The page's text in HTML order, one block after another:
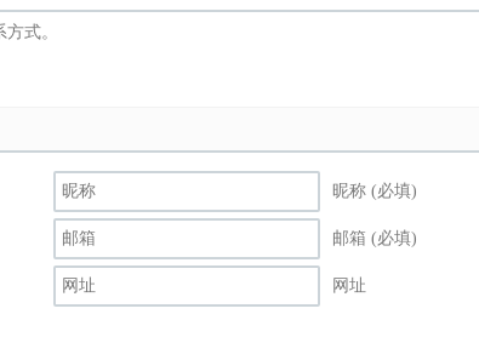
昵称 (必填)
邮箱 (必填)
网址